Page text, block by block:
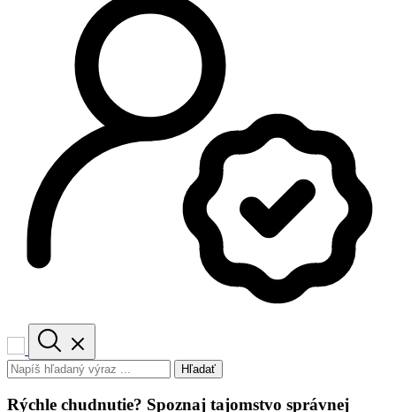
Hľadať
Rýchle chudnutie? Spoznaj tajomstvo správnej